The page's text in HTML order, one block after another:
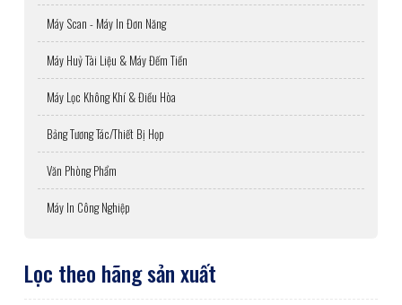
Máy Scan - Máy In Đơn Năng
Máy Huỷ Tài Liệu & Máy Đếm Tiền
Máy Lọc Không Khí & Điều Hòa
Bảng Tương Tác/Thiết Bị Họp
Văn Phòng Phẩm
Máy In Công Nghiệp
Lọc theo hãng sản xuất